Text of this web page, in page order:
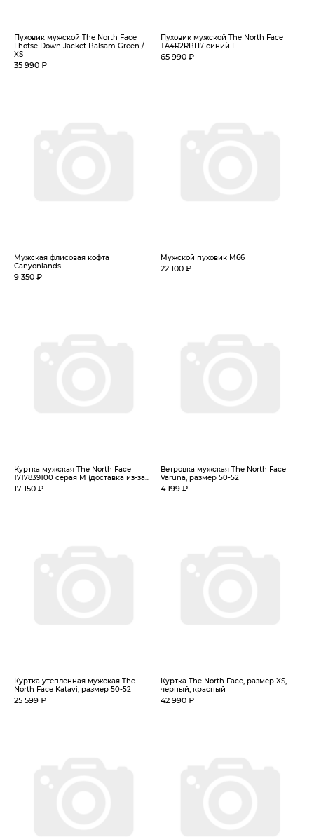
Пуховик мужской The North Face
Lhotse Down Jacket Balsam Green /
XS
35 990 ₽
Пуховик мужской The North Face
TA4R2RBH7 синий L
65 990 ₽
Мужская флисовая кофта
Canyonlands
9 350 ₽
Мужской пуховик M66
22 100 ₽
Куртка мужская The North Face
1717839100 серая M (доставка из-за...
17 150 ₽
Ветровка мужская The North Face
Varuna, размер 50-52
4 199 ₽
Куртка утепленная мужская The
North Face Katavi, размер 50-52
25 599 ₽
Куртка The North Face, размер XS,
черный, красный
42 990 ₽